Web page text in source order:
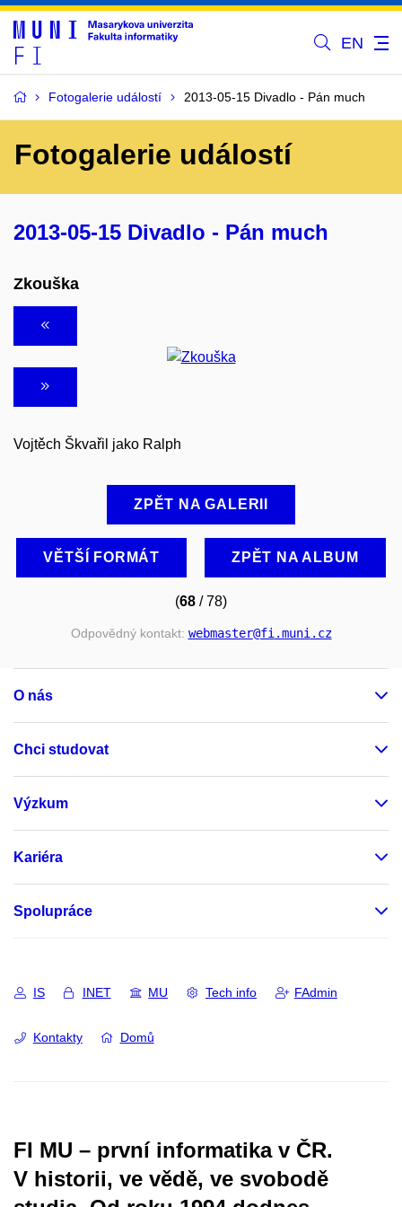
EN
Fotogalerie událostí 2013-05-15 Divadlo - Pán much
Fotogalerie událostí
2013-05-15 Divadlo - Pán much
Zkouška
Vojtěch Škvařil jako Ralph
ZPĚT NA GALERII
VĚTŠÍ FORMÁT ZPĚT NA ALBUM
(68 / 78)
Odpovědný kontakt: webmaster@fi .muni .cz
O nás
Chci studovat
Výzkum
Kariéra
Spolupráce
IS INET MU Tech info FAdmin
Kontakty Domů
FI MU – první informatika v ČR.
V historii, ve vědě, ve svobodě